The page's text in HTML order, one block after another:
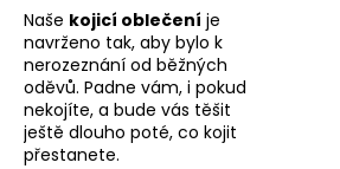
Naše kojicí oblečení je
navrženo tak, aby bylo k
nerozeznání od běžných
oděvů. Padne vám, i pokud
nekojíte, a bude vás těšit
ještě dlouho poté, co kojit
přestanete.